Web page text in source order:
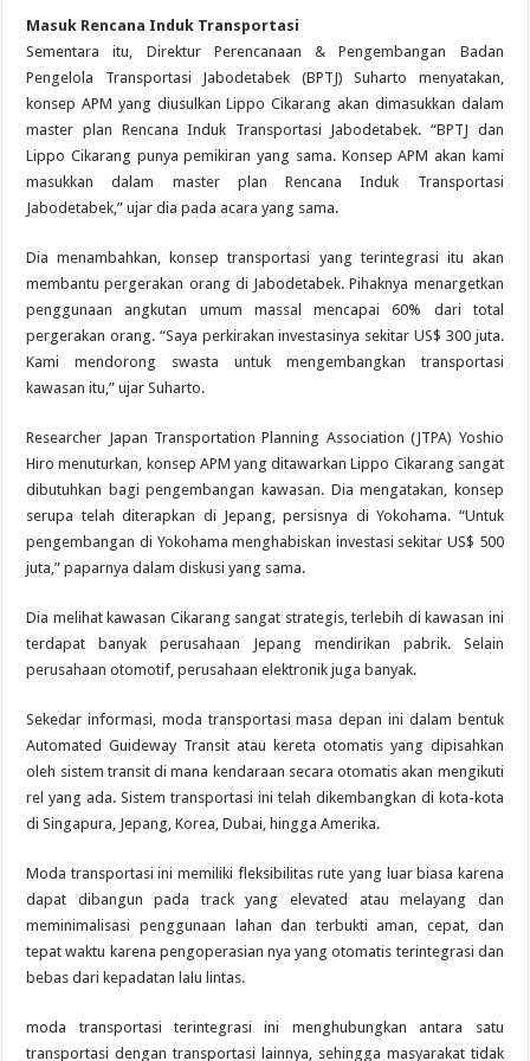
Masuk Rencana Induk Transportasi
Sementara itu, Direktur Perencanaan & Pengembangan Badan
Pengelola Transportasi Jabodetabek (BPTJ) Suharto menyatakan,
konsep APM yang diusulkan Lippo Cikarang akan dimasukkan dalam
master plan Rencana Induk Transportasi Jabodetabek. “BPTJ dan
Lippo Cikarang punya pemikiran yang sama. Konsep APM akan kami
masukkan dalam master plan Rencana Induk Transportasi
Jabodetabek,” ujar dia pada acara yang sama.
Dia menambahkan, konsep transportasi yang terintegrasi itu akan
membantu pergerakan orang di Jabodetabek. Pihaknya menargetkan
penggunaan angkutan umum massal mencapai 60% dari total
pergerakan orang. “Saya perkirakan investasinya sekitar US$ 300 juta.
Kami mendorong swasta untuk mengembangkan transportasi
kawasan itu,” ujar Suharto.
Researcher Japan Transportation Planning Association (JTPA) Yoshio
Hiro menuturkan, konsep APM yang ditawarkan Lippo Cikarang sangat
dibutuhkan bagi pengembangan kawasan. Dia mengatakan, konsep
serupa telah diterapkan di Jepang, persisnya di Yokohama. “Untuk
pengembangan di Yokohama menghabiskan investasi sekitar US$ 500
juta,” paparnya dalam diskusi yang sama.
Dia melihat kawasan Cikarang sangat strategis, terlebih di kawasan ini
terdapat banyak perusahaan Jepang mendirikan pabrik. Selain
perusahaan otomotif, perusahaan elektronik juga banyak.
Sekedar informasi, moda transportasi masa depan ini dalam bentuk
Automated Guideway Transit atau kereta otomatis yang dipisahkan
oleh sistem transit di mana kendaraan secara otomatis akan mengikuti
rel yang ada. Sistem transportasi ini telah dikembangkan di kota-kota
di Singapura, Jepang, Korea, Dubai, hingga Amerika.
Moda transportasi ini memiliki fleksibilitas rute yang luar biasa karena
dapat dibangun pada track yang elevated atau melayang dan
meminimalisasi penggunaan lahan dan terbukti aman, cepat, dan
tepat waktu karena pengoperasian nya yang otomatis terintegrasi dan
bebas dari kepadatan lalu lintas.
moda transportasi terintegrasi ini menghubungkan antara satu
transportasi dengan transportasi lainnya, sehingga masyarakat tidak